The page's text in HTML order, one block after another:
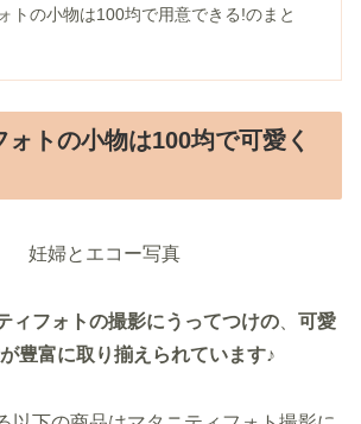
トの小物は100均で用意できる!のまと
ォトの小物は100均で可愛く
ィフォトの撮影にうってつけの
可愛
豊富に取り揃えられています♪